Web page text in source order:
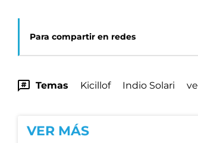
Para compartir en redes
Temas Kicillof Indio Solari
VER MÁS